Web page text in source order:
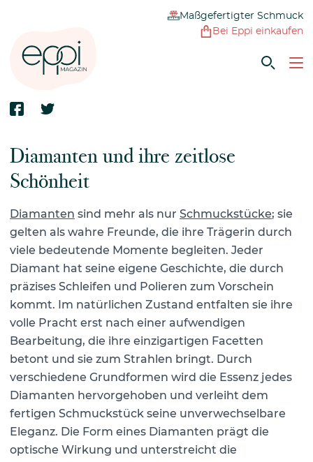
Maßgefertigter Schmuck
Bei Eppi einkaufen
Diamanten und ihre zeitlose
Schönheit
Diamanten sind mehr als nur Schmuckstücke; sie
gelten als wahre Freunde, die ihre Trägerin durch
viele bedeutende Momente begleiten. Jeder
Diamant hat seine eigene Geschichte, die durch
präzises Schleifen und Polieren zum Vorschein
kommt. Im natürlichen Zustand entfalten sie ihre
volle Pracht erst nach einer aufwendigen
Bearbeitung, die ihre einzigartigen Facetten
betont und sie zum Strahlen bringt. Durch
verschiedene Grundformen wird die Essenz jedes
Diamanten hervorgehoben und verleiht dem
fertigen Schmuckstück seine unverwechselbare
Eleganz. Die Form eines Diamanten prägt die
optische Wirkung und unterstreicht die